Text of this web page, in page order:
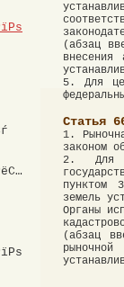
(абзац
внесения
5. Для
Статья
1.
законом
2. Для
пунктом
земель
Органы
(абзац